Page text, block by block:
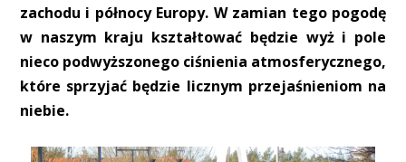
zachodu i północy Europy. W zamian tego pogodę
w naszym kraju kształtować będzie wyż i pole
nieco podwyższonego ciśnienia atmosferycznego,
które sprzyjać będzie licznym przejaśnieniom na
niebie.